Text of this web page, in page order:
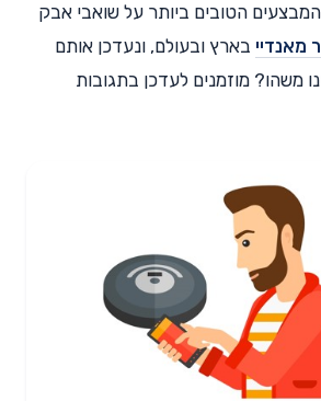
הטובים ביותר על שואבי אבק
מאנדיי בארץ ובעולם, ונעדכן אותם
משהו? מוזמנים לעדכן בתגובות